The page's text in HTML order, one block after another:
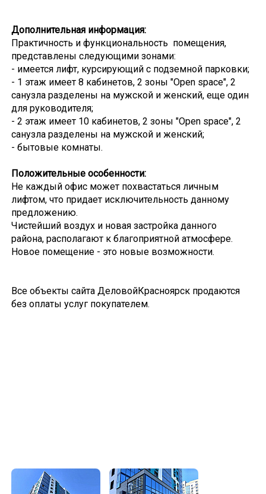
Дополнительная информация:
Практичность и функциональность помещения,
представлены следующими зонами:
- имеется лифт, курсирующий с подземной парковки;
- 1 этаж имеет 8 кабинетов, 2 зоны "Open spaсe", 2
санузла разделены на мужской и женский, еще один
для руководителя;
- 2 этаж имеет 10 кабинетов, 2 зоны "Open spaсe", 2
санузла разделены на мужской и женский;
- бытовые комнаты.
Положительные особенности:
Не каждый офис может похвастаться личным
лифтом, что придает исключительность данному
предложению.
Чистейший воздух и новая застройка данного
района, располагают к благоприятной атмосфере.
Новое помещение - это новые возможности.
Все объекты сайта ДеловойКрасноярск продаются
без оплаты услуг покупателем.